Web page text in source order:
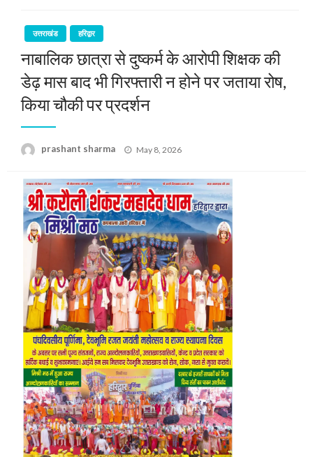
उत्तराखंड हरिद्वार
नाबालिक छात्रा से दुष्कर्म के आरोपी शिक्षक की
डेढ़ मास बाद भी गिरफ्तारी न होने पर जताया रोष,
किया चौकी पर प्रदर्शन
prashant sharma
Posted
May 8, 2026